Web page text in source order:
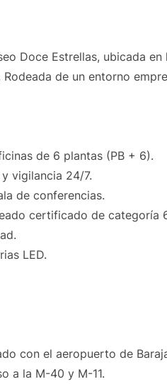
Doce Estrellas, ubicada
Rodeada de un entorno
de 6 plantas (PB + 6).
vigilancia 24/7.
de conferencias.
certificado de categoría
LED.
con el aeropuerto de
a la M-40 y M-11.